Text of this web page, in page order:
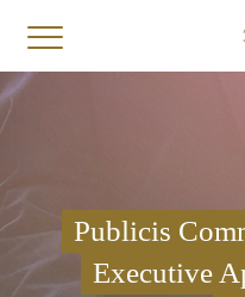
Publicis
Executive